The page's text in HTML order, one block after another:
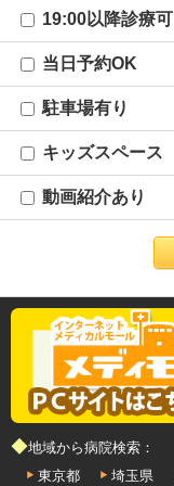
19:00以降診療可
当日予約OK
駐車場有り
キッズスペース
動画紹介あり
◆地域から病院検索：
東京都
埼玉県